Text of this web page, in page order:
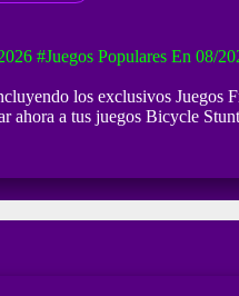
#Juegos Populares En 08/
los exclusivos
ahora a tus juegos Bicycle